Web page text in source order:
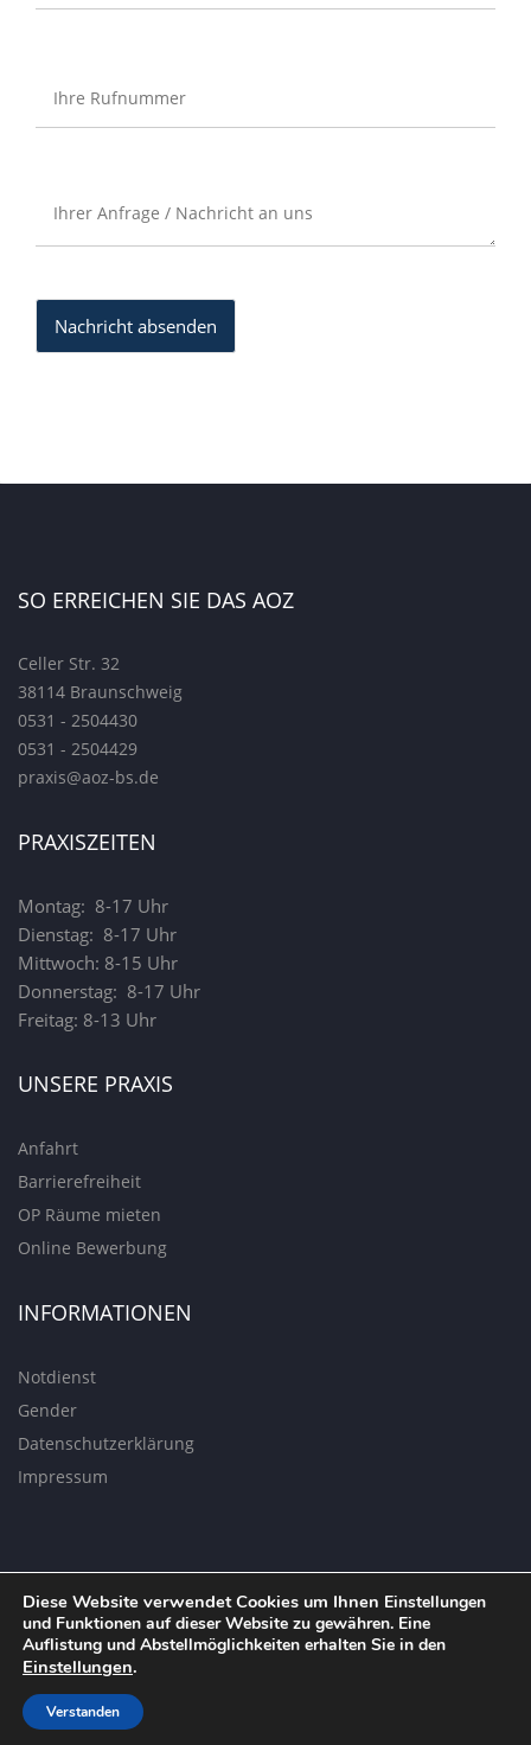
SO ERREICHEN SIE DAS AOZ
Celler Str. 32
38114 Braunschweig
0531 - 2504430
0531 - 2504429
praxis@aoz-bs.de
PRAXISZEITEN
Montag: 8-17 Uhr
Dienstag: 8-17 Uhr
Mittwoch: 8-15 Uhr
Donnerstag: 8-17 Uhr
Freitag: 8-13 Uhr
UNSERE PRAXIS
Anfahrt
Barrierefreiheit
OP Räume mieten
Online Bewerbung
INFORMATIONEN
Notdienst
Gender
Datenschutzerklärung
Impressum
© COPYRIGHT AMBULANTEN OPERATIONSZENTRUM
BRAUNSCHWEIG. DESIGN & DEVELOPMENT WITH ♥ BY
Diese Website verwendet Cookies um Ihnen Einstellungen
und Funktionen auf dieser Website zu gewähren. Eine
Auflistung und Abstellmöglichkeiten erhalten Sie in den
Einstellungen.
Verstanden